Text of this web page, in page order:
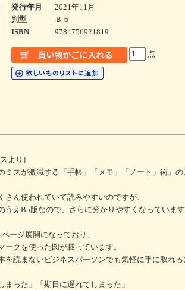
発行年月
2021年11月
判型
Ｂ５
ISBN
9784756921819
点
より]
ミスが激減する「手帳」「メモ」「ノート」術』の
さん使われていて読みやすいのですが、
うえB5版なので、さらに分かりやすくなっています
ージ展開になっており、
ークを使った図が載っています。
を読まないビジネスパーソンでも気軽に手に取れる
まった」「期日に遅れてしまった」